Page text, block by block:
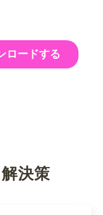
ロードする
決策